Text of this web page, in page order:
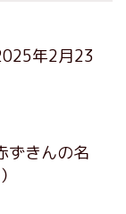
年2月23
きんの名